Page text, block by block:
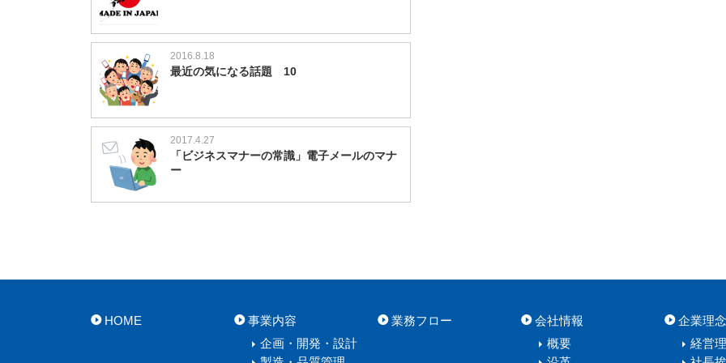
2016.8.18
最近の気になる話題 10
2017.4.27
「ビジネスマナーの常識」電子メールのマナ
ー
HOME
事業内容
企画・開発・設計
業務フロー
会社情報
概要
企業理念
経営